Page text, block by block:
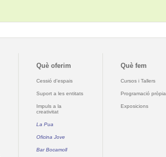
Què oferim
Cessió d'espais
Suport a les entitats
Impuls a la
creativitat
La Pua
Oficina Jove
Bar Bocamoll
Què fem
Cursos i Tallers
Programació pròpia
Exposicions